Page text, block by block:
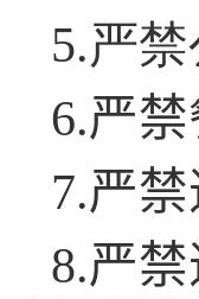
5.严
6.严
7.严
8.严